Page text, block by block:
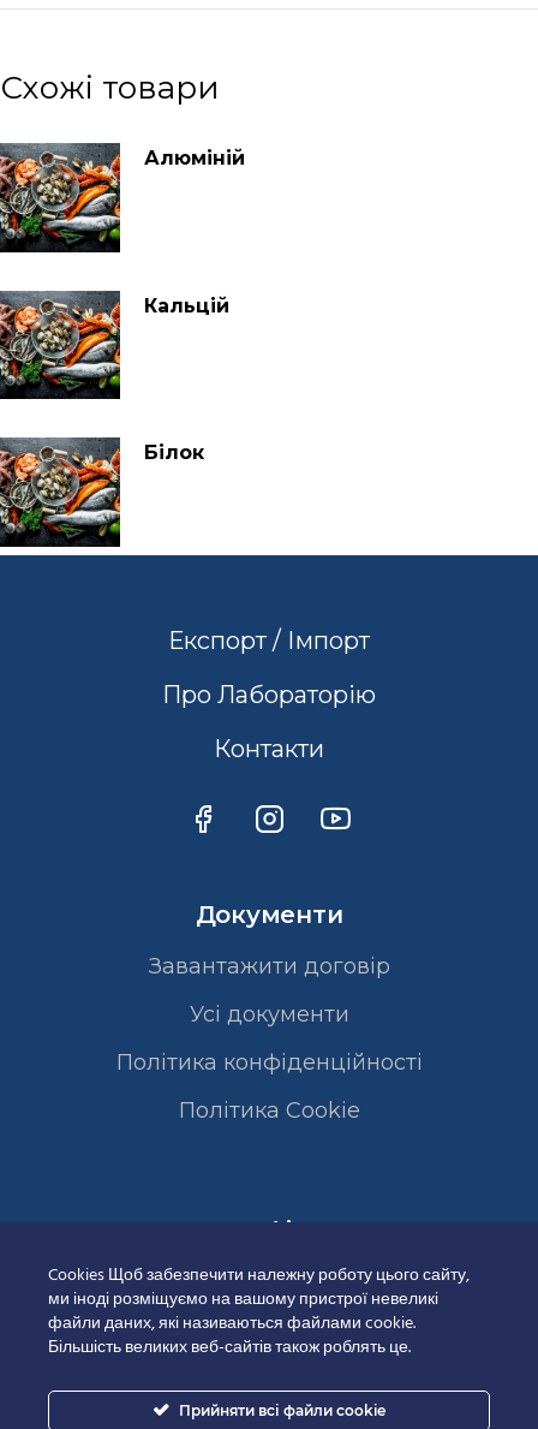
Схожі товари
Алюміній
Кальцій
Білок
Експорт / Імпорт
Про Лабораторію
Контакти
Документи
Завантажити договір
Усі документи
Політика конфіденційності
Полiтика Cookie
Сертифікати
Cookies Щоб забезпечити належну роботу цього сайту,
ми іноді розміщуємо на вашому пристрої невеликі
файли даних, які називаються файлами cookie.
Більшість великих веб-сайтів також роблять це.
Прийняти всі файли cookie